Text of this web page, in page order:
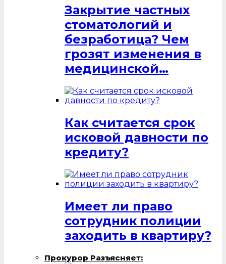
Закрытие частных
стоматологий и
безработица? Чем
грозят изменения в
медицинской…
Как считается срок
исковой давности по
кредиту?
Имеет ли право
сотрудник полиции
заходить в квартиру?
Прокурор Разъясняет: